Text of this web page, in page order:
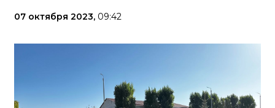
07 октября 2023, 09:42